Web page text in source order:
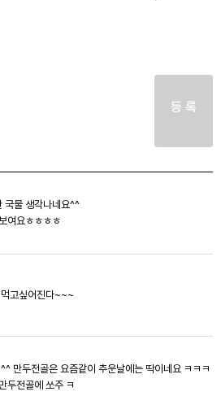
등 록
국물 생각나네요^^
여요ㅎㅎㅎㅎ
고싶어진다~~~
만두전골은 요즘같이 추운날에는 딱이네요 ㅋㅋㅋ
두전골에 쏘주 ㅋ